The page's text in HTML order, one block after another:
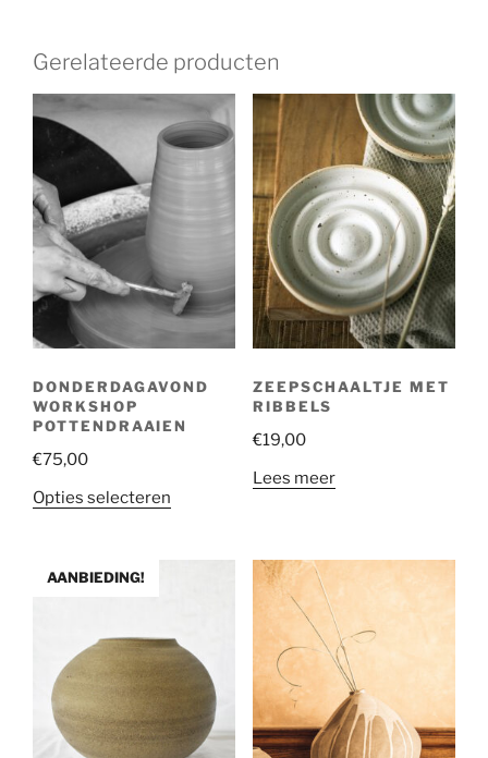
Gerelateerde producten
DONDERDAGAVOND
WORKSHOP
POTTENDRAAIEN
€75,00
Opties selecteren
ZEEPSCHAALTJE MET
RIBBELS
€19,00
Lees meer
AANBIEDING!